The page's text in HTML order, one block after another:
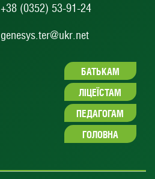
+38 (0352) 53-91-24
genesys.ter@ukr.net
БАТЬКАМ
ЛІЦЕЇСТАМ
ПЕДАГОГАМ
ГОЛОВНА